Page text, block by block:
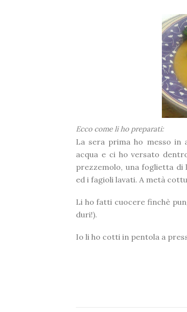
Ecco come li ho preparati:
La sera prima ho messo in
acqua e ci ho versato
prezzemolo, una foglietta di
ed i fagioli lavati. A metà
Li ho fatti cuocere finchè
duri!).
Io li ho cotti in pentola a